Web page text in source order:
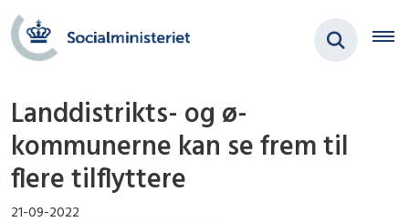
Landdistrikts- og ø-
kommunerne kan se frem til
flere tilflyttere
21-09-2022